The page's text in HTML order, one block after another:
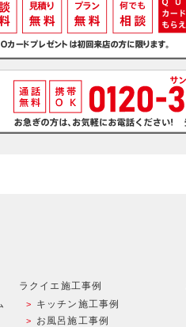
ラクイエ施工事例
キッチン施工事例
お風呂施工事例